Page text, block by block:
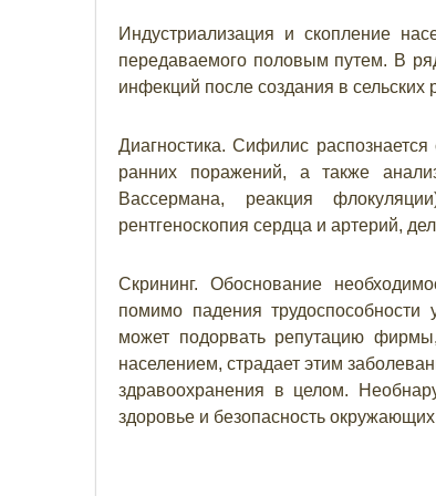
Индустриализация и скопление
передаваемого половым путем. В
инфекций после создания в
Диагностика. Сифилис
ранних поражений, а также
Вассермана, реакция
рентгеноскопия сердца и артерий,
Скрининг. Обоснование
помимо падения
может подорвать репутацию
населением, страдает этим
здравоохранения в целом.
здоровье и безопасность